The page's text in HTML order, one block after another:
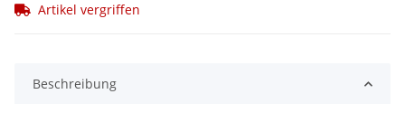
Artikel vergriffen
Beschreibung